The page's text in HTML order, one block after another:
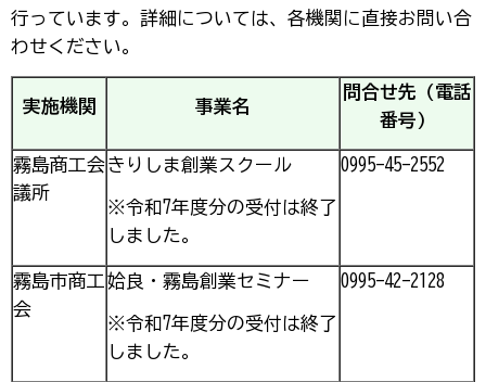
行っています。詳細については、各機関に直接お問い合
わせください。
実施機関 事業名
問合せ先（電話
番号）
霧島商工会
議所
きりしま創業スクール
※令和7年度分の受付は終了
しました。
0995-45-2552
霧島市商工
会
姶良・霧島創業セミナー
※令和7年度分の受付は終了
しました。
0995-42-2128